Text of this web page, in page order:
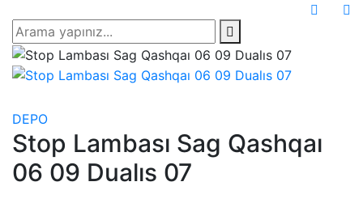
DEPO
Stop Lambası Sag Qashqaı
06 09 Dualıs 07